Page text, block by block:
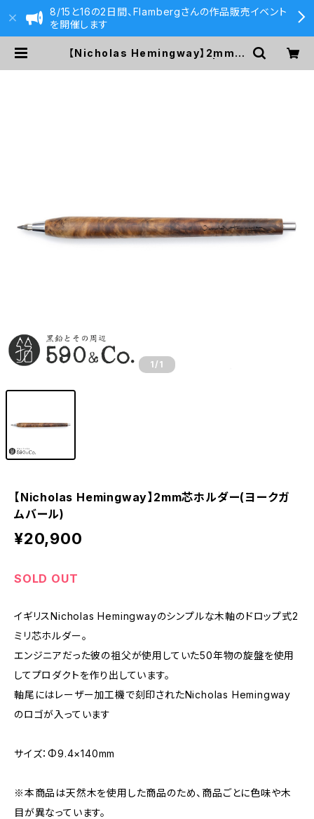
8/15と16の2日間、Flambergさんの作品販売イベント
を開催します
【Nicholas Hemingway】2mm芯
1 /1
【Nicholas Hemingway】2mm芯ホルダー(ヨークガ
ムバール)
¥20,900
SOLD OUT
イギリスNicholas Hemingwayのシンプルな木軸のドロップ式2
ミリ芯ホルダー。
エンジニアだった彼の祖父が使用していた50年物の旋盤を使用
してプロダクトを作り出しています。
軸尾にはレーザー加工機で刻印されたNicholas Hemingway
のロゴが入っています
サイズ：Φ9.4×140mm
※本商品は天然木を使用した商品のため、商品ごとに色味や木
目が異なっています。